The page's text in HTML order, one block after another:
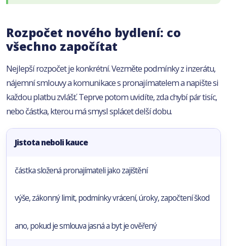
Rozpočet nového bydlení: co
všechno započítat
Nejlepší rozpočet je konkrétní. Vezměte podmínky z inzerátu,
nájemní smlouvy a komunikace s pronajímatelem a napište si
každou platbu zvlášť. Teprve potom uvidíte, zda chybí pár tisíc,
nebo částka, kterou má smysl splácet delší dobu.
Jistota neboli kauce
částka složená pronajímateli jako zajištění
výše, zákonný limit, podmínky vrácení, úroky, započtení škod
ano, pokud je smlouva jasná a byt je ověřený